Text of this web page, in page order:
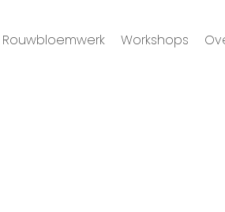
Rouwbloemwerk Workshops